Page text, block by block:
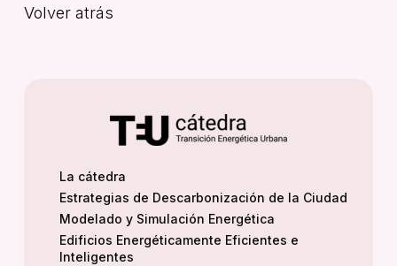
Volver atrás
La cátedra
Estrategias de Descarbonización de la Ciudad
Modelado y Simulación Energética
Edificios Energéticamente Eficientes e
Inteligentes